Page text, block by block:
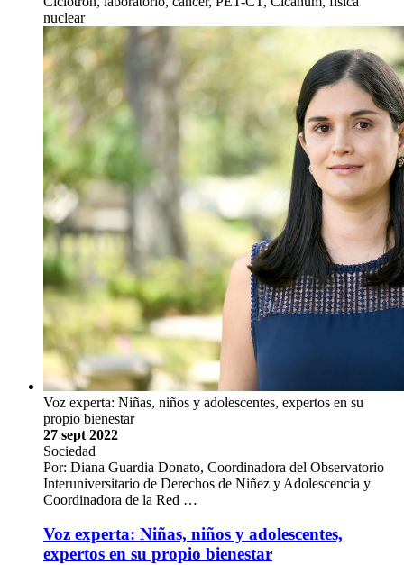
nuclear
Voz experta: Niñas, niños y adolescentes, expertos en su
propio bienestar
27 sept 2022
Sociedad
Por: Diana Guardia Donato, Coordinadora del Observatorio
Interuniversitario de Derechos de Niñez y Adolescencia y
Coordinadora de la Red …
Voz experta: Niñas, niños y adolescentes,
expertos en su propio bienestar